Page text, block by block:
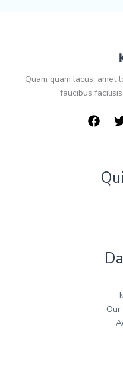
Quam quam lacus, amet
faucibus
Our